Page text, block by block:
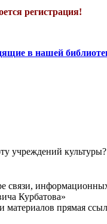
регистрация!
в нашей
учреждений культуры?
Курбатова»
материалов прямая